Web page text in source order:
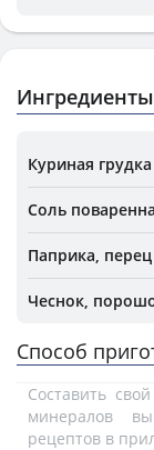
Куриная
Соль
Паприка,
Чеснок,
Способ
Составить
минералов
рецептов в